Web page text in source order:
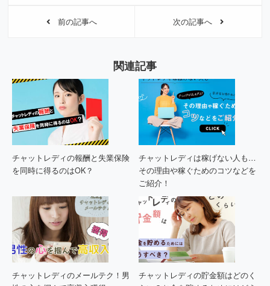
前の記事へ 次の記事へ
関連記事
チャットレディの報酬と失業保険
を同時に得るのはOK？
チャットレディは稼げない人も…
その理由や稼ぐためのコツなどを
ご紹介！
チャットレディのメールテク！男
チャットレディの貯金額はどのく